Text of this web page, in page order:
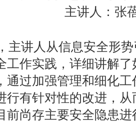
主讲人：张
讲人从信息安全形
工作实践，详细讲解
通过加强管理和细化
行有针对性的改进，
前尚存主要安全隐患